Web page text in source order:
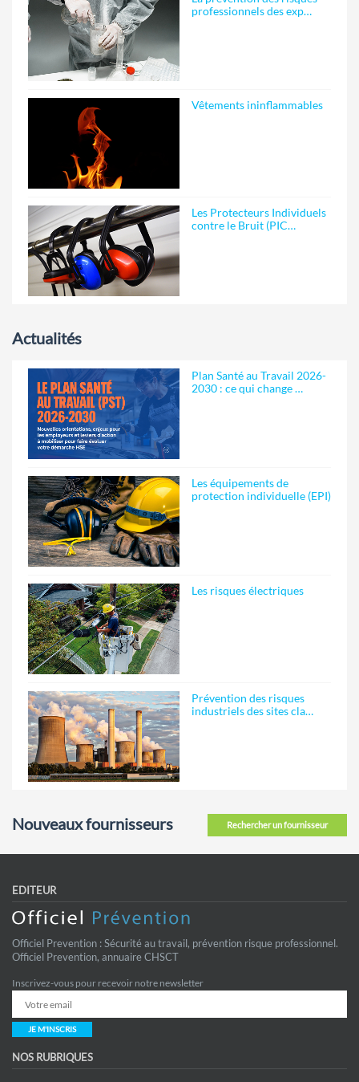
professionnels des exp…
Vêtements ininflammables
Les Protecteurs Individuels
contre le Bruit (PIC…
Actualités
Plan Santé au Travail 2026-
2030 : ce qui change …
Les équipements de
protection individuelle (EPI)
Les risques électriques
Prévention des risques
industriels des sites cla…
Rechercher un fournisseur
Nouveaux fournisseurs
EDITEUR
Officiel Prevention : Sécurité au travail, prévention risque professionnel.
Officiel Prevention, annuaire CHSCT
Inscrivez-vous pour recevoir notre newsletter
JE M'INSCRIS
NOS RUBRIQUES